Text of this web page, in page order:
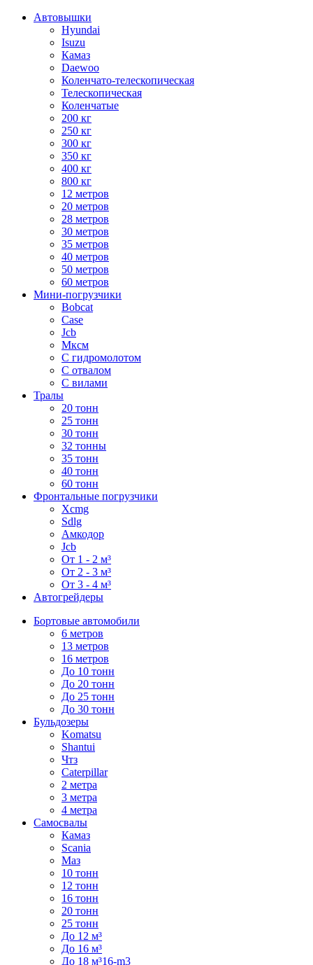
Автовышки
Hyundai
Isuzu
Камаз
Daewoo
Коленчато-телескопическая
Телескопическая
Коленчатые
200 кг
250 кг
300 кг
350 кг
400 кг
800 кг
12 метров
20 метров
28 метров
30 метров
35 метров
40 метров
50 метров
60 метров
Мини-погрузчики
Bobcat
Case
Jcb
Мксм
С гидромолотом
С отвалом
С вилами
Тралы
20 тонн
25 тонн
30 тонн
32 тонны
35 тонн
40 тонн
60 тонн
Фронтальные погрузчики
Xcmg
Sdlg
Амкодор
Jcb
От 1 - 2 м³
От 2 - 3 м³
От 3 - 4 м³
Автогрейдеры
Бортовые автомобили
6 метров
13 метров
16 метров
До 10 тонн
До 20 тонн
До 25 тонн
До 30 тонн
Бульдозеры
Komatsu
Shantui
Чтз
Caterpillar
2 метра
3 метра
4 метра
Самосвалы
Камаз
Scania
Маз
10 тонн
12 тонн
16 тонн
20 тонн
25 тонн
До 12 м³
До 16 м³
До 18 м³16-m3